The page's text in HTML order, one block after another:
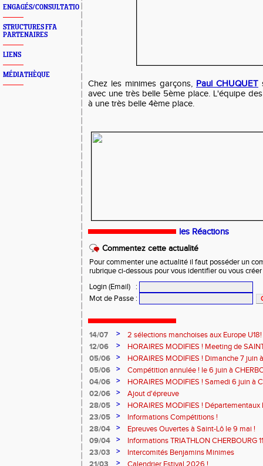
ENGAGÉS/CONSULTATION
STRUCTURES FFA
PARTENAIRES
LIENS
MÉDIATHÈQUE
Chez les minimes garçons, Paul CHUQUET
avec une très belle 5ème place. L'équipe
à une très belle 4ème place.
les Réactions
Commentez cette actualité
Pour commenter une actualité il faut posséder un
rubrique ci-dessous pour vous identifier ou vous
Login (Email)
:
Mot de Passe :
14/07 >
2 sélections manchoises aux Europe U18!
12/06
>
HORAIRES MODIFIES ! Meeting de
05/06
>
HORAIRES MODIFIES ! Dimanche 7 juin
05/06
>
Compétition annulée ! le 6 juin à
04/06
>
HORAIRES MODIFIES ! Samedi 6 juin à
02/06
>
Ajout d'épreuve
28/05
>
HORAIRES MODIFIES !
SAINT-LÔ
23/05 >
Informations Compétitions !
28/04
>
Epreuves Ouvertes à Saint-Lô le 9 mai !
09/04
>
Informations TRIATHLON CHERBOURG
23/03
>
Intercomités Benjamins Minimes
>